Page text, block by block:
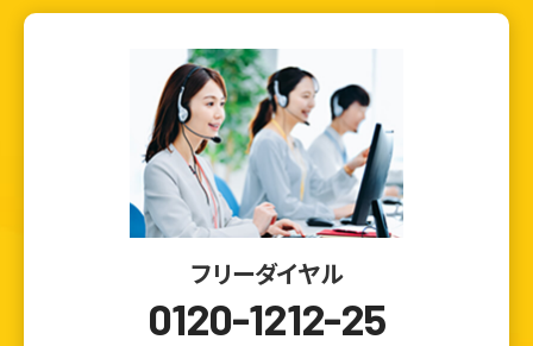
フリーダイヤル
0120-1212-25